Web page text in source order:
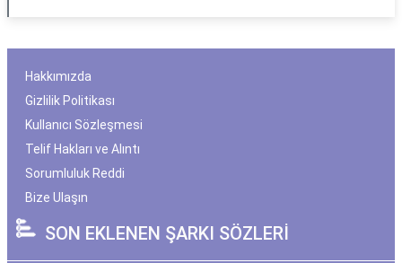
Hakkımızda
Gizlilik Politikası
Kullanıcı Sözleşmesi
Telif Hakları ve Alıntı
Sorumluluk Reddi
Bize Ulaşın
SON EKLENEN ŞARKI SÖZLERİ